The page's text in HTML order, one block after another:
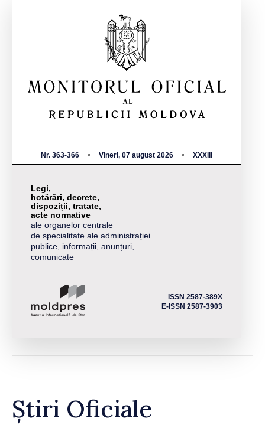
Nr. 363-366 Vineri, 07 august 2026 XXXIII
Legi,
hotărâri, decrete,
dispoziții, tratate,
acte normative
ale organelor centrale
de specialitate ale administrației
publice, informații, anunțuri,
comunicate
ISSN 2587-389X
E-ISSN 2587-3903
Știri Oficiale